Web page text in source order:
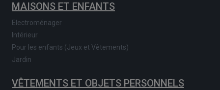
MAISONS ET ENFANTS
Electroménager
Intérieur
Pour les enfants (Jeux et Vêtements)
Jardin
VÊTEMENTS ET OBJETS PERSONNELS